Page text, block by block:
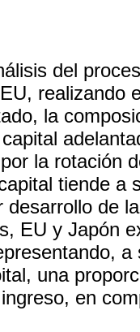
del
realizando
la
la rotación
tiende a
desarrollo de
EU y Japón
una
en